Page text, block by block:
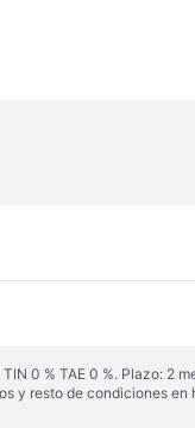
0 % TAE 0 %. Plazo: 2
y resto de condiciones en